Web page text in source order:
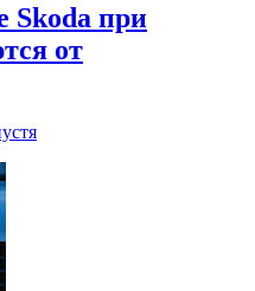
Skoda при
от